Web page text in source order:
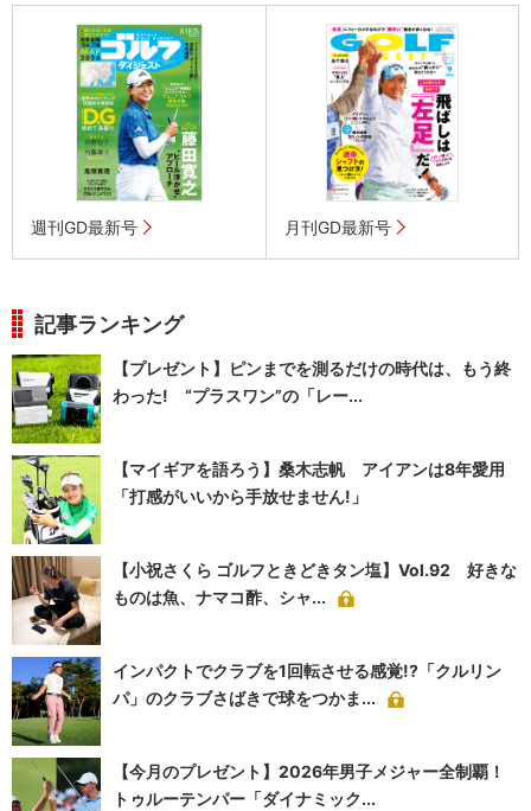
週刊GD最新号 月刊GD最新号
記事ランキング
【プレゼント】ピンまでを測るだけの時代は、もう終
わった! “プラスワン”の「レー...
【マイギアを語ろう】桑木志帆 アイアンは8年愛用
「打感がいいから手放せません!」
【小祝さくら ゴルフときどきタン塩】Vol.92 好きな
ものは魚、ナマコ酢、シャ...
インパクトでクラブを1回転させる感覚!?「クルリン
パ」のクラブさばきで球をつかま...
【今月のプレゼント】2026年男子メジャー全制覇！
トゥルーテンパー「ダイナミック...